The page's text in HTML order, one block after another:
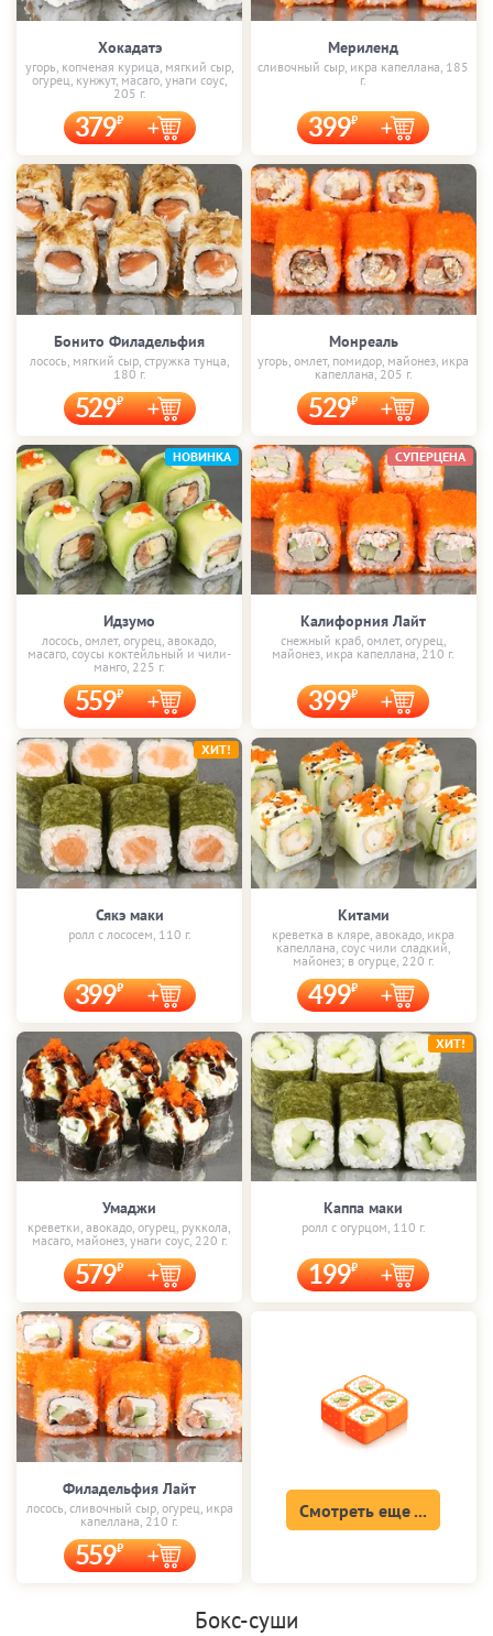
Хокадатэ
угорь, копченая курица, мягкий сыр,
огурец, кунжут, масаго, унаги соус,
205 г.
379
Мериленд
сливочный сыр, икра капеллана, 185
г.
399
Бонито Филадельфия
лосось, мягкий сыр, стружка тунца,
180 г.
529
Монреаль
угорь, омлет, помидор, майонез, икра
капеллана, 205 г.
529
Идзумо
лосось, омлет, огурец, авокадо,
масаго, соусы коктейльный и чили-
манго, 225 г.
559
НОВИНКА
Калифорния Лайт
снежный краб, омлет, огурец,
майонез, икра капеллана, 210 г.
399
СУПЕРЦЕНА
Сякэ маки
ролл с лососем, 110 г.
399
ХИТ!
Китами
креветка в кляре, авокадо, икра
капеллана, соус чили сладкий,
майонез; в огурце, 220 г.
499
Умаджи
креветки, авокадо, огурец, руккола,
масаго, майонез, унаги соус, 220 г.
579
Каппа маки
ролл с огурцом, 110 г.
199
ХИТ!
Филадельфия Лайт
лосось, сливочный сыр, огурец, икра
капеллана, 210 г.
559
Смотреть еще ...
Бокс-суши